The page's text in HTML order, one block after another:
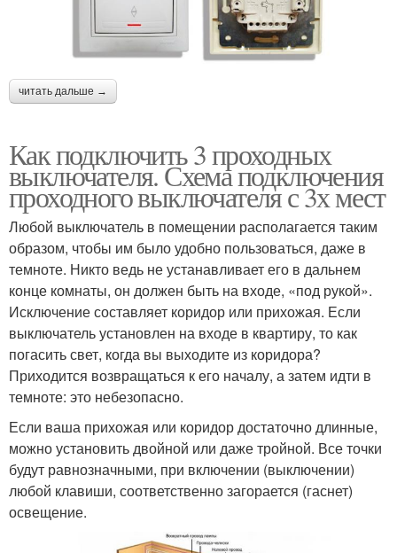
читать дальше →
Как подключить 3 проходных
выключателя. Схема подключения
проходного выключателя с 3х мест
Любой выключатель в помещении располагается таким
образом, чтобы им было удобно пользоваться, даже в
темноте. Никто ведь не устанавливает его в дальнем
конце комнаты, он должен быть на входе, «под рукой».
Исключение составляет коридор или прихожая. Если
выключатель установлен на входе в квартиру, то как
погасить свет, когда вы выходите из коридора?
Приходится возвращаться к его началу, а затем идти в
темноте: это небезопасно.
Если ваша прихожая или коридор достаточно длинные,
можно установить двойной или даже тройной. Все точки
будут равнозначными, при включении (выключении)
любой клавиши, соответственно загорается (гаснет)
освещение.